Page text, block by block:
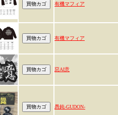
有機マフィア
有機マフィア
惡AI意
愚鈍-GUDON-